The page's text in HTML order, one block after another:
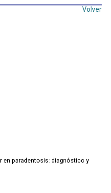
Volver
en paradentosis: diagnóstico y